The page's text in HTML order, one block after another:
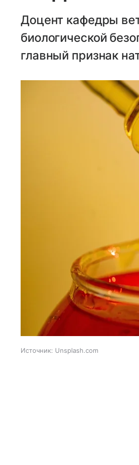
Доцент кафедры
биологической
главный признак
Источник: Unsplash.com